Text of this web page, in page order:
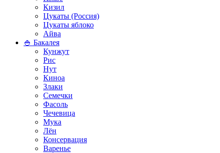
Кизил
Цукаты (Россия)
Цукаты яблоко
Айва
🍚 Бакалея
Кунжут
Рис
Нут
Киноа
Злаки
Семечки
Фасоль
Чечевица
Мука
Лён
Консервация
Варенье